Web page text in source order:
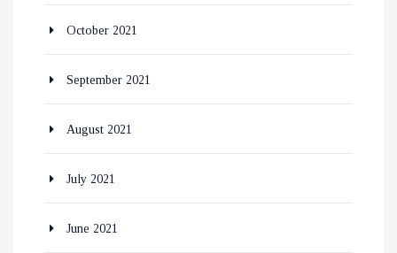
October 2021
September 2021
August 2021
July 2021
June 2021